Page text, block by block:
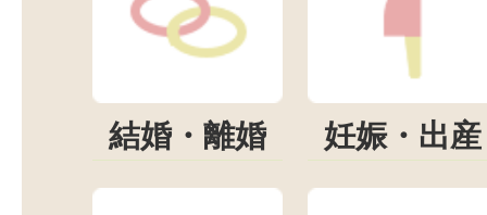
結婚・離婚 妊娠・出産